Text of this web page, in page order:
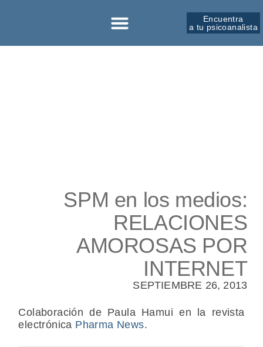
Encuentra
a tu psicoanalista
SPM en los medios:
RELACIONES
AMOROSAS POR
INTERNET
SEPTIEMBRE 26, 2013
Colaboración de Paula Hamui en la revista
electrónica Pharma News.